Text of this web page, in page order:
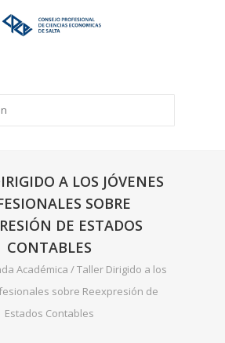
A LOS JÓVENES
SOBRE
DE ESTADOS
CONTABLES
Académica /Taller Dirigido a los
sobre Reexpresión de
Estados Contables